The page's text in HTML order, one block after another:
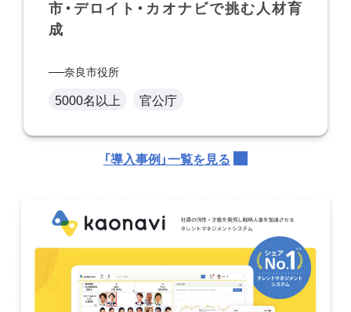
市・デロイト・カオナビで挑む人材育
成
奈良市役所
5000名以上 官公庁
「導入事例」一覧を見る